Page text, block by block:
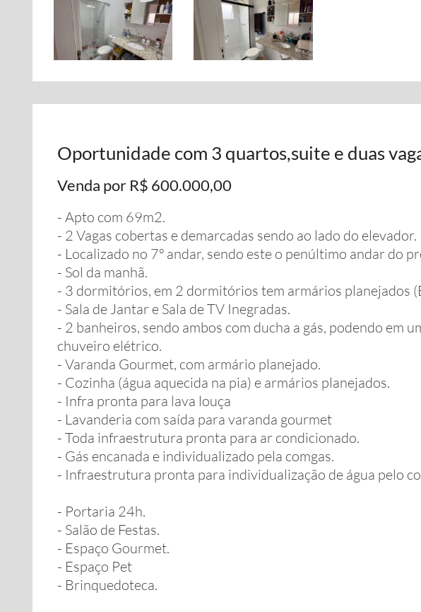
Oportunidade com 3 quartos,suite e duas
Venda por R$ 600.000,00
- Apto com 69m2.
- 2 Vagas cobertas e demarcadas sendo ao lado do elevador.
- Localizado no 7º andar, sendo este o penúltimo andar do
- Sol da manhã.
- 3 dormitórios, em 2 dormitórios tem armários planejados
- Sala de Jantar e Sala de TV Inegradas.
- 2 banheiros, sendo ambos com ducha a gás, podendo em
chuveiro elétrico.
- Varanda Gourmet, com armário planejado.
- Cozinha (água aquecida na pia) e armários planejados.
- Infra pronta para lava louça
- Lavanderia com saída para varanda gourmet
- Toda infraestrutura pronta para ar condicionado.
- Gás encanada e individualizado pela comgas.
- Infraestrutura pronta para individualização de água pelo
- Portaria 24h.
- Salão de Festas.
- Espaço Gourmet.
- Espaço Pet
- Brinquedoteca.